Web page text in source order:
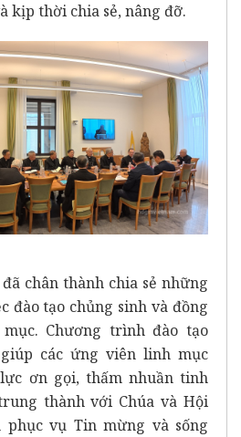
kịp thời chia sẻ, nâng đỡ.
chân thành chia sẻ những
đào tạo chủng sinh và đồng
Chương trình đào tạo
các ứng viên linh mục
ơn gọi, thấm nhuần tinh
thành với Chúa và Hội
vụ Tin mừng và sống